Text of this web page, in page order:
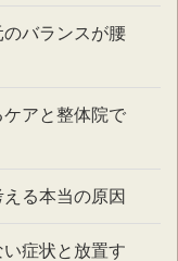
バランスが腰
アと整体院で
る本当の原因
症状と放置す